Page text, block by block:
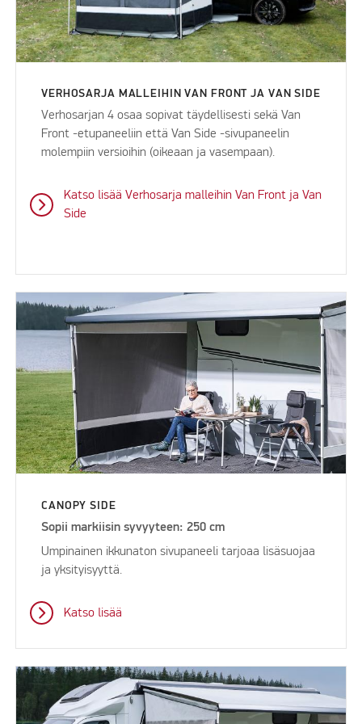
VERHOSARJA MALLEIHIN VAN FRONT JA VAN SIDE
Verhosarjan 4 osaa sopivat täydellisesti sekä Van
Front -etupaneeliin että Van Side -sivupaneelin
molempiin versioihin (oikeaan ja vasempaan).
Katso lisää Verhosarja malleihin Van Front ja Van
Side
CANOPY SIDE
Sopii markiisin syvyyteen: 250 cm
Umpinainen ikkunaton sivupaneeli tarjoaa lisäsuojaa
ja yksityisyyttä.
Katso lisää